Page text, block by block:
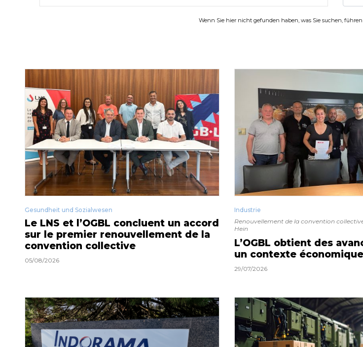
Wenn Sie hier nicht gefunden haben, was Sie suchen,
Gesundheit und Sozialwesen
Le LNS et l’OGBL concluent un accord
sur le premier renouvellement de la
convention collective
05/08/2026
Industrie
Renouvellement de la convention
Hein
L’OGBL obtient des
un contexte
29/07/2026